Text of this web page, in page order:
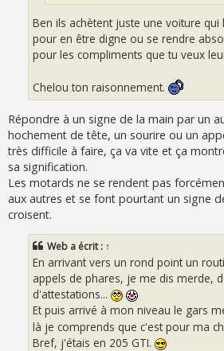
Ben ils achètent juste une voiture qui
pour en être digne ou se rendre
pour les compliments que tu veux
Chelou ton raisonnement.
Répondre à un signe de la main par un
hochement de tête, un sourire ou un
très difficile à faire, ça va vite et ça
sa signification.
Les motards ne se rendent pas
aux autres et se font pourtant un signe
croisent.
Web a écrit : ↑
En arrivant vers un rond point un
appels de phares, je me dis merde,
d'attestations...
Et puis arrivé à mon niveau le gars
là je comprends que c'est pour ma
Bref, j'étais en 205 GTI.